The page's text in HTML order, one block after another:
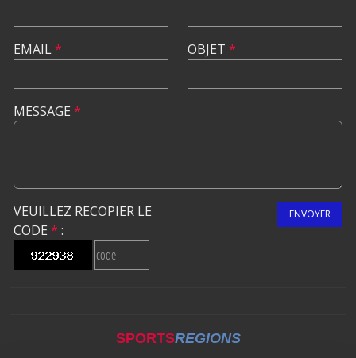
EMAIL* OBJET *
MESSAGE *
VEUILLEZ RECOPIER LE
CODE * :
ENVOYER
SPORTSREGIONS